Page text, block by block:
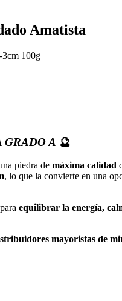
Amatista
3cm 100g
GRADO A 🔮
piedra de máxima calidad
, lo que la convierte en una
equilibrar la energía,
mayoristas de